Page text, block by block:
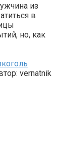
из
в
но, как
vernatnik